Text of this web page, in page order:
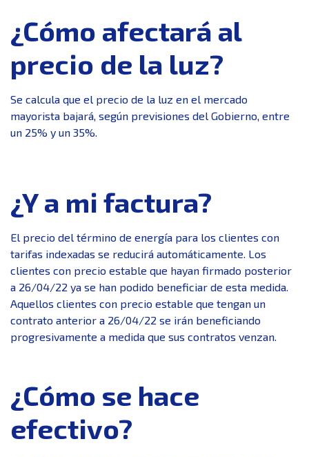
¿Cómo afectará al
precio de la luz?
Se calcula que el precio de la luz en el mercado
mayorista bajará, según previsiones del Gobierno, entre
un 25% y un 35%.
¿Y a mi factura?
El precio del término de energía para los clientes con
tarifas indexadas se reducirá automáticamente. Los
clientes con precio estable que hayan firmado posterior
a 26/04/22 ya se han podido beneficiar de esta medida.
Aquellos clientes con precio estable que tengan un
contrato anterior a 26/04/22 se irán beneficiando
progresivamente a medida que sus contratos venzan.
¿Cómo se hace
efectivo?